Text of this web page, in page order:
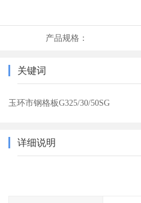
产品规格：
关键词
玉环市钢格板G325/30/50SG
详细说明